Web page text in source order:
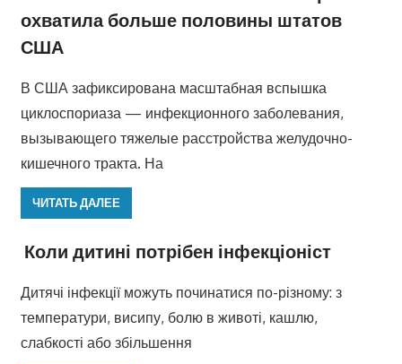
охватила больше половины штатов
США
В США зафиксирована масштабная вспышка
циклоспориаза — инфекционного заболевания,
вызывающего тяжелые расстройства желудочно-
кишечного тракта. На
ЧИТАТЬ ДАЛЕЕ
Коли дитині потрібен інфекціоніст
Дитячі інфекції можуть починатися по-різному: з
температури, висипу, болю в животі, кашлю,
слабкості або збільшення